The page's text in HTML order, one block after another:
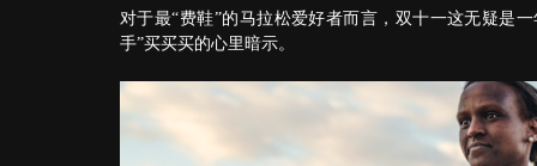
对于最“费鞋”的马拉松爱好者而言，双十一这无疑是
手”买买买的心里暗示。